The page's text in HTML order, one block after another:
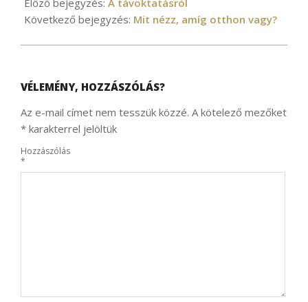
17
Előző bejegyzés: A távoktatásról
Következő bejegyzés: Mit nézz, amíg otthon vagy?
VÉLEMÉNY, HOZZÁSZÓLÁS?
Az e-mail címet nem tesszük közzé. A kötelező mezőket
* karakterrel jelöltük
Hozzászólás
*